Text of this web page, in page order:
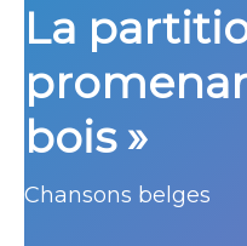
La
bois »
Chansons belges